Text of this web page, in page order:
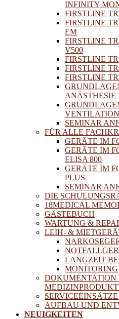
INFINITY
FIRSTLINE
FIRSTLINE
EM
FIRSTLINE
V500
FIRSTLINE
FIRSTLINE
FIRSTLINE
ANÄSTHESIE
VENTILATION
SEMINAR
FÜR ALLE
GERÄTE IM
GERÄTE IM
ELISA 800
GERÄTE IM
PLUS
SEMINAR
DIE
18MEDICAL
GÄSTEBUCH
WARTUNG &
LEIH- &
LANGZEIT
DOKUMENTATION
AUFBAU UND
NEUIGKEITEN